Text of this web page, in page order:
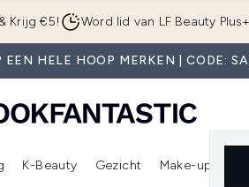
Overslaan naar de hoofdinhoud
Krijg €5! Word lid van LF Beauty Plus+
HELE HOOP MERKEN | CODE:
submenu (Beauty Box) Enter submenu (New & Trending)
K-Beauty
Enter submenu (K-Beauty)
Gezicht Make-up